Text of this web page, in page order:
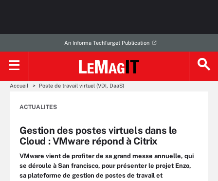
An Informa TechTarget Publication
Accueil Poste de travail virtuel (VDI, DaaS)
ACTUALITES
Gestion des postes virtuels dans le
Cloud : VMware répond à Citrix
VMware vient de profiter de sa grand messe annuelle, qui
se déroule à San francisco, pour présenter le projet Enzo,
sa plateforme de gestion de postes de travail et